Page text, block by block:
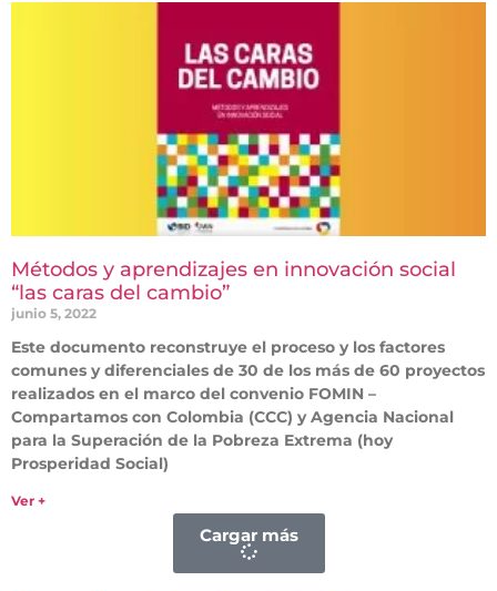
Métodos y aprendizajes en innovación social
“las caras del cambio”
junio 5, 2022
Este documento reconstruye el proceso y los factores
comunes y diferenciales de 30 de los más de 60 proyectos
realizados en el marco del convenio FOMIN –
Compartamos con Colombia (CCC) y Agencia Nacional
para la Superación de la Pobreza Extrema (hoy
Prosperidad Social)
Ver +
Cargar más